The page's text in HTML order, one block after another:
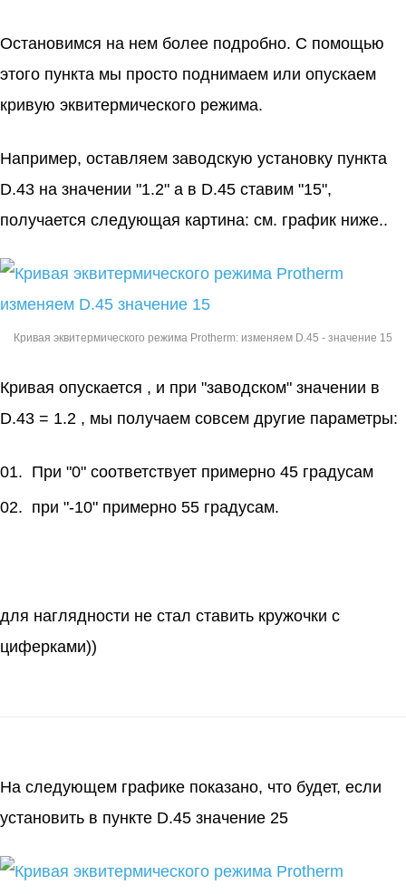
Остановимся на нем более подробно. С помощью
этого пункта мы просто поднимаем или опускаем
кривую эквитермического режима.
Например, оставляем заводскую установку пункта
D.43 на значении "1.2" а в D.45 ставим "15",
получается следующая картина: см. график ниже..
Кривая эквитермического режима Protherm: изменяем D.45 - значение 15
Кривая опускается , и при "заводском" значении в
D.43 = 1.2 , мы получаем совсем другие параметры:
При "0" соответствует примерно 45 градусам
при "-10" примерно 55 градусам.
для наглядности не стал ставить кружочки с
циферками))
На следующем графике показано, что будет, если
установить в пункте D.45 значение 25